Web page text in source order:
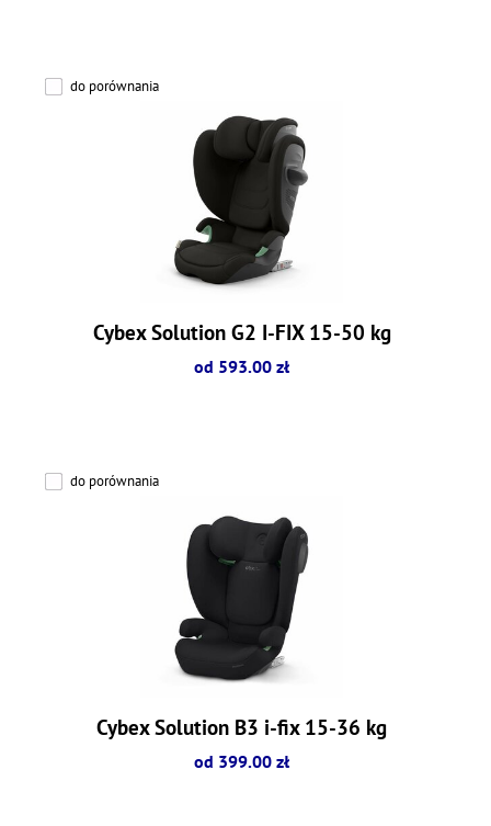
do porównania
Cybex Solution G2 I-FIX 15-50 kg
od 593.00 zł
do porównania
Cybex Solution B3 i-fix 15-36 kg
od 399.00 zł